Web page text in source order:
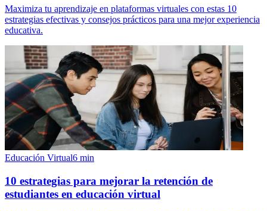
Maximiza tu aprendizaje en plataformas virtuales con estas 10
estrategias efectivas y consejos prácticos para una mejor experiencia
educativa.
Educación Virtual6 min
10 estrategias para mejorar la retención de
estudiantes en educación virtual